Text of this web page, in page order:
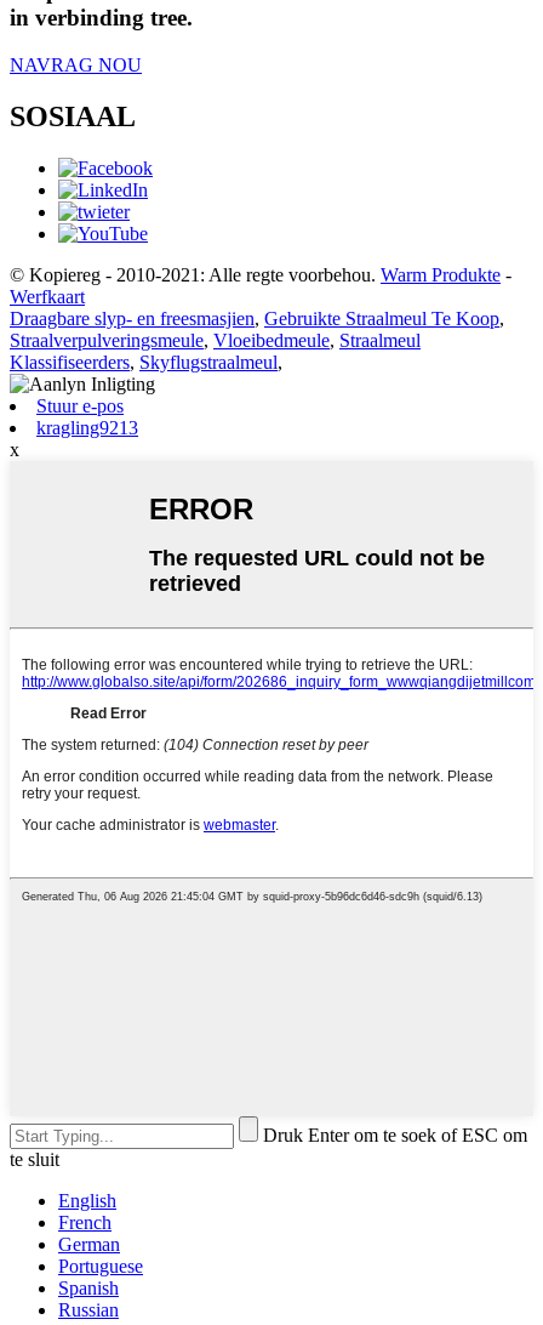
in verbinding tree.
NAVRAG NOU
SOSIAAL
© Kopiereg - 2010-2021: Alle regte voorbehou. Warm Produkte -
Werfkaart
Draagbare slyp- en freesmasjien, Gebruikte Straalmeul Te Koop,
Straalverpulveringsmeule, Vloeibedmeule, Straalmeul
Klassifiseerders, Skyflugstraalmeul,
Stuur e-pos
kragling9213
x
Druk Enter om te soek of ESC om
te sluit
English
French
German
Portuguese
Spanish
Russian